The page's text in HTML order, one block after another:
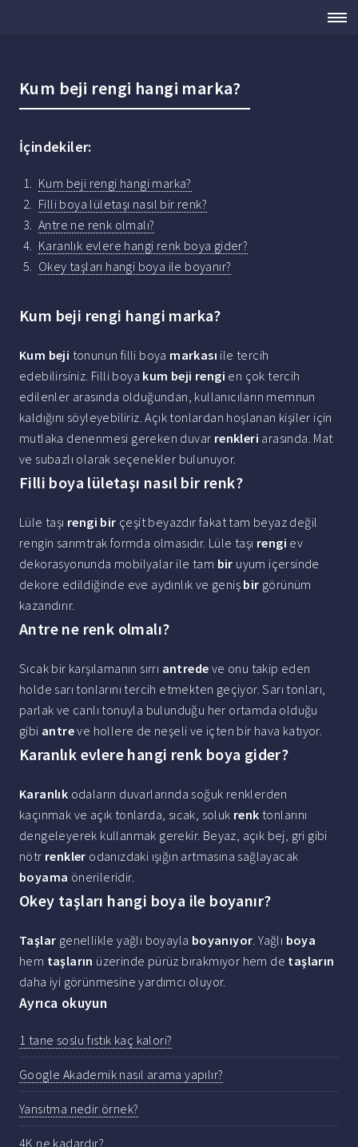
Kum beji rengi hangi marka?
İçindekiler:
Kum beji rengi hangi marka?
Filli boya lületaşı nasıl bir renk?
Antre ne renk olmalı?
Karanlık evlere hangi renk boya gider?
Okey taşları hangi boya ile boyanır?
Kum beji rengi hangi marka?
Kum beji tonunun filli boya markası ile tercih
edebilirsiniz. Filli boya kum beji rengi en çok tercih
edilenler arasında olduğundan, kullanıcıların memnun
kaldığını söyleyebiliriz. Açık tonlardan hoşlanan kişiler için
mutlaka denenmesi gereken duvar renkleri arasında. Mat
ve subazlı olarak seçenekler bulunuyor.
Filli boya lületaşı nasıl bir renk?
Lüle taşı rengi bir çeşit beyazdır fakat tam beyaz değil
rengin sarımtrak formda olmasıdır. Lüle taşı rengi ev
dekorasyonunda mobilyalar ile tam bir uyum içersinde
dekore edildiğinde eve aydınlık ve geniş bir görünüm
kazandırır.
Antre ne renk olmalı?
Sıcak bir karşılamanın sırrı antrede ve onu takip eden
holde sarı tonlarını tercih etmekten geçiyor. Sarı tonları,
parlak ve canlı tonuyla bulunduğu her ortamda olduğu
gibi antreve hollere de neşeli ve içten bir hava katıyor.
Karanlık evlere hangi renk boya gider?
Karanlık odaların duvarlarında soğuk renklerden
kaçınmak ve açık tonlarda, sıcak, soluk renk tonlarını
dengeleyerek kullanmak gerekir. Beyaz, açık bej, gri gibi
nötr renkler odanızdaki ışığın artmasına sağlayacak
boyama önerileridir.
Okey taşları hangi boya ile boyanır?
Taşlar genellikle yağlı boyayla boyanıyor. Yağlı boya
hem taşların üzerinde pürüz bırakmıyor hem de taşların
daha iyi görünmesine yardımcı oluyor.
Ayrıca okuyun
1 tane soslu fıstık kaç kalori?
Google Akademik nasıl arama yapılır?
Yansıtma nedir örnek?
4K ne kadardır?